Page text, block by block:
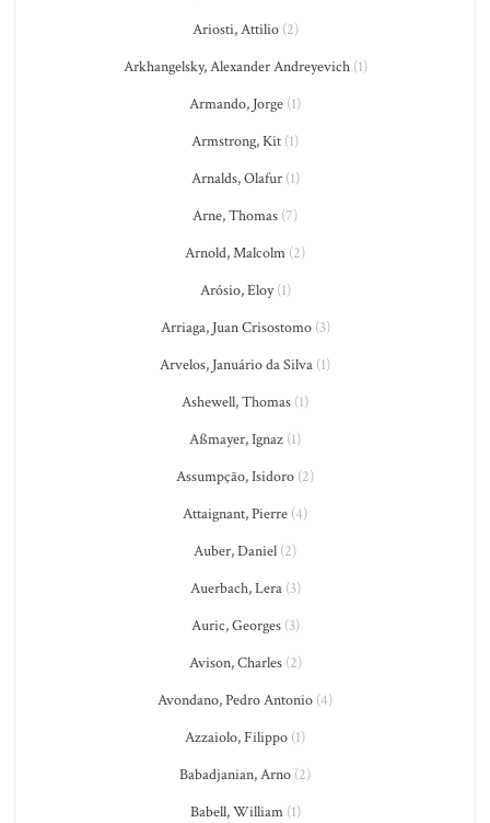
Ariosti, Attilio(2)
Arkhangelsky, Alexander Andreyevich(1)
Armando, Jorge (1)
Armstrong, Kit (1)
Arnalds, Olafur(1)
Arne, Thomas (7)
Arnold, Malcolm (2)
Arósio, Eloy(1)
Arriaga, Juan Crisostomo(3)
Arvelos, Januário da Silva (1)
Ashewell, Thomas (1)
Aßmayer, Ignaz (1)
Assumpção, Isidoro (2)
Attaignant, Pierre (4)
Auber, Daniel (2)
Auerbach, Lera(3)
Auric, Georges(3)
Avison, Charles(2)
Avondano, Pedro Antonio (4)
Azzaiolo, Filippo (1)
Babadjanian, Arno (2)
Babell, William(1)